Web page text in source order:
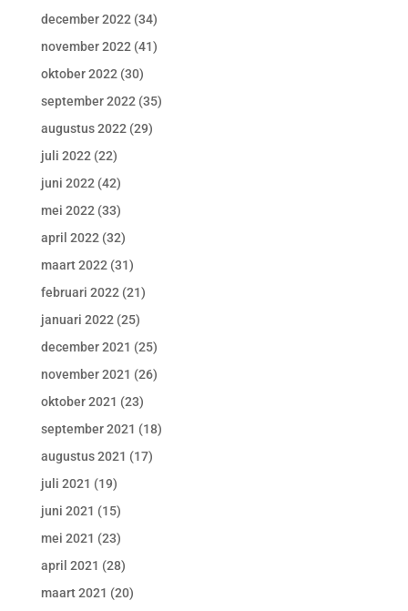
december 2022 (34)
november 2022 (41)
oktober 2022 (30)
september 2022 (35)
augustus 2022 (29)
juli 2022 (22)
juni 2022 (42)
mei 2022 (33)
april 2022 (32)
maart 2022 (31)
februari 2022 (21)
januari 2022 (25)
december 2021 (25)
november 2021 (26)
oktober 2021 (23)
september 2021 (18)
augustus 2021 (17)
juli 2021 (19)
juni 2021 (15)
mei 2021 (23)
april 2021 (28)
maart 2021 (20)